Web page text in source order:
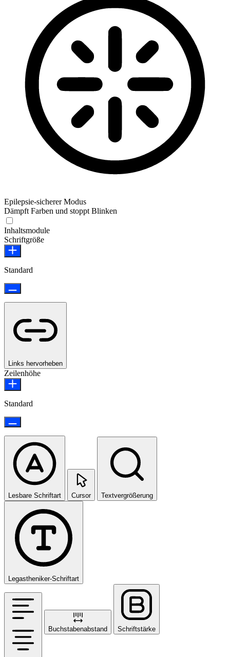
Epilepsie-sicherer Modus
Dämpft Farben und stoppt Blinken
Inhaltsmodule
Schriftgröße
Standard
Links hervorheben
Zeilenhöhe
Standard
Lesbare Schriftart Cursor Textvergrößerung
Legastheniker-Schriftart
Buchstabenabstand Schriftstärke